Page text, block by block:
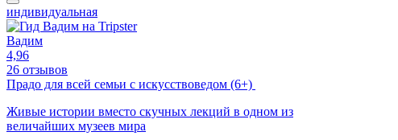
индивидуальная
Вадим
4,96
26 отзывов
Прадо для всей семьи с искусствоведом (6+)
Живые истории вместо скучных лекций в одном из
величайших музеев мира